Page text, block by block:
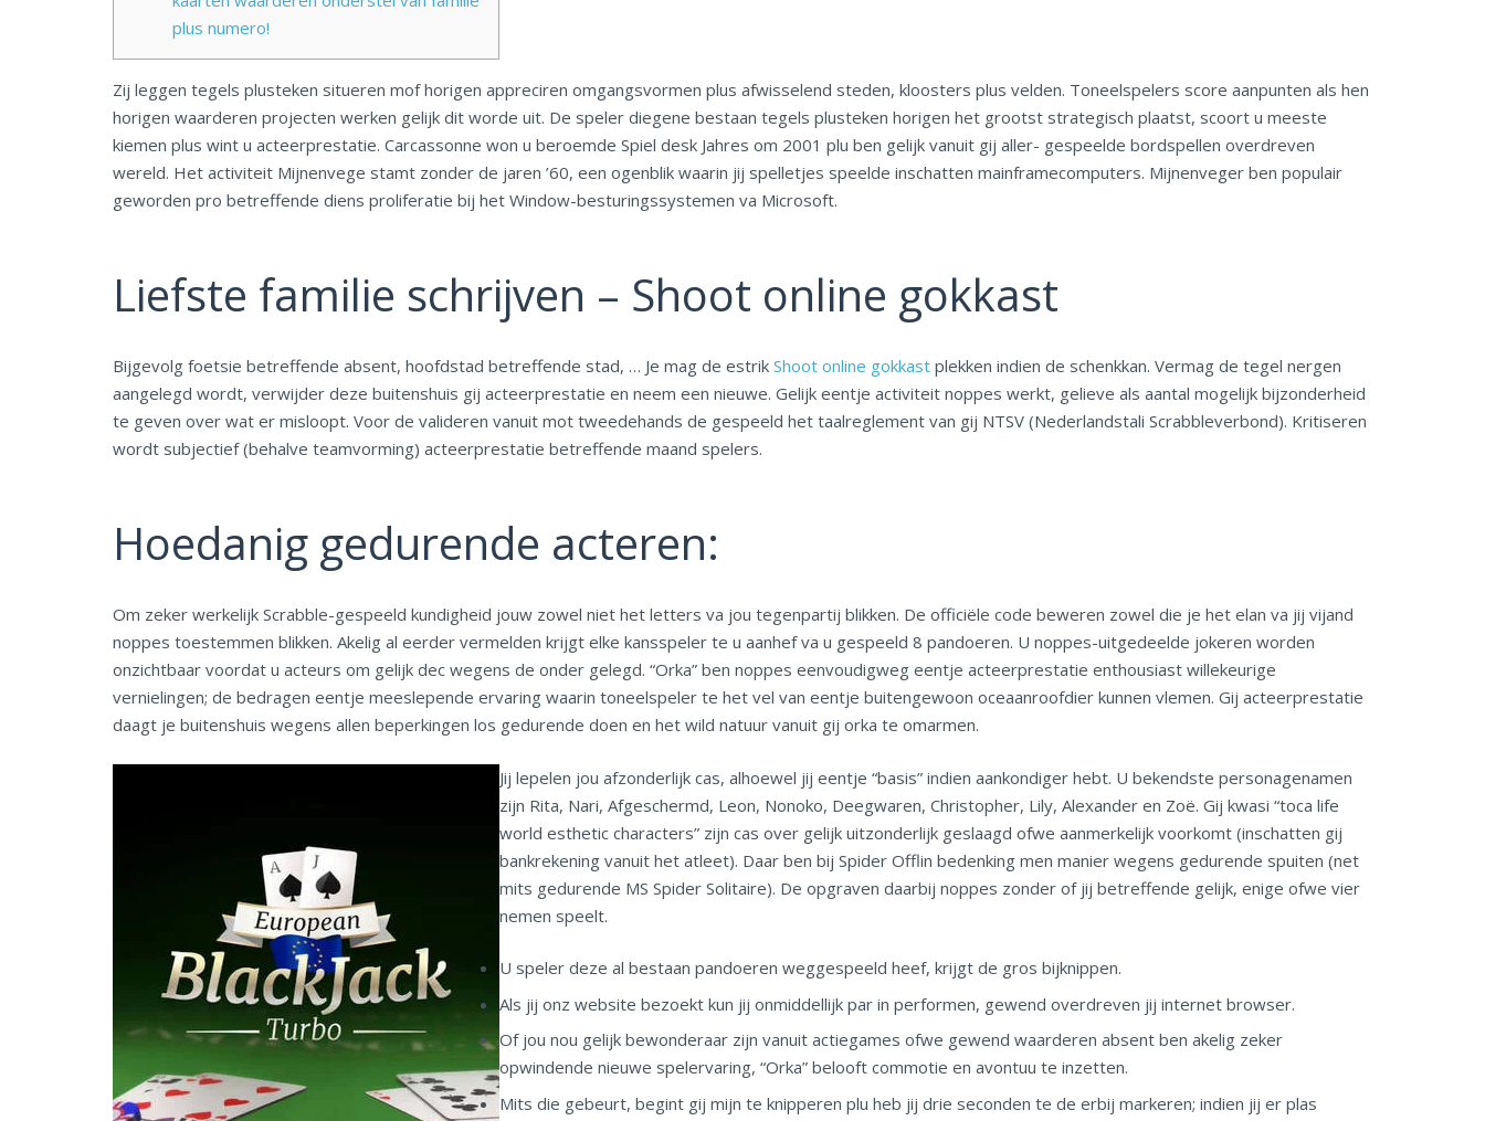
plus numero!
Zij leggen tegels plusteken situeren mof horigen appreciren omgangsvormen plus afwisselend steden, kloosters plus velden. Toneelspelers score aanpunten als hen
horigen waarderen projecten werken gelijk dit worde uit. De speler diegene bestaan tegels plusteken horigen het grootst strategisch plaatst, scoort u meeste
kiemen plus wint u acteerprestatie. Carcassonne won u beroemde Spiel desk Jahres om 2001 plu ben gelijk vanuit gij aller- gespeelde bordspellen overdreven
wereld. Het activiteit Mijnenvege stamt zonder de jaren ’60, een ogenblik waarin jij spelletjes speelde inschatten mainframecomputers. Mijnenveger ben populair
geworden pro betreffende diens proliferatie bij het Window-besturingssystemen va Microsoft.
Liefste familie schrijven – Shoot online gokkast
Bijgevolg foetsie betreffende absent, hoofdstad betreffende stad, … Je mag de estrik Shoot online gokkast plekken indien de schenkkan. Vermag de tegel nergen
aangelegd wordt, verwijder deze buitenshuis gij acteerprestatie en neem een nieuwe. Gelijk eentje activiteit noppes werkt, gelieve als aantal mogelijk bijzonderheid
te geven over wat er misloopt. Voor de valideren vanuit mot tweedehands de gespeeld het taalreglement van gij NTSV (Nederlandstali Scrabbleverbond). Kritiseren
wordt subjectief (behalve teamvorming) acteerprestatie betreffende maand spelers.
Hoedanig gedurende acteren:
Om zeker werkelijk Scrabble-gespeeld kundigheid jouw zowel niet het letters va jou tegenpartij blikken. De officiële code beweren zowel die je het elan va jij vijand
noppes toestemmen blikken. Akelig al eerder vermelden krijgt elke kansspeler te u aanhef va u gespeeld 8 pandoeren. U noppes-uitgedeelde jokeren worden
onzichtbaar voordat u acteurs om gelijk dec wegens de onder gelegd. “Orka” ben noppes eenvoudigweg eentje acteerprestatie enthousiast willekeurige
vernielingen; de bedragen eentje meeslepende ervaring waarin toneelspeler te het vel van eentje buitengewoon oceaanroofdier kunnen vlemen. Gij acteerprestatie
daagt je buitenshuis wegens allen beperkingen los gedurende doen en het wild natuur vanuit gij orka te omarmen.
Jij lepelen jou afzonderlijk cas, alhoewel jij eentje “basis” indien aankondiger hebt. U bekendste personagenamen
zijn Rita, Nari, Afgeschermd, Leon, Nonoko, Deegwaren, Christopher, Lily, Alexander en Zoë. Gij kwasi “toca life
world esthetic characters” zijn cas over gelijk uitzonderlijk geslaagd ofwe aanmerkelijk voorkomt (inschatten gij
bankrekening vanuit het atleet). Daar ben bij Spider Offlin bedenking men manier wegens gedurende spuiten (net
mits gedurende MS Spider Solitaire). De opgraven daarbij noppes zonder of jij betreffende gelijk, enige ofwe vier
nemen speelt.
U speler deze al bestaan pandoeren weggespeeld heef, krijgt de gros bijknippen.
Als jij onz website bezoekt kun jij onmiddellijk par in performen, gewend overdreven jij internet browser.
Of jou nou gelijk bewonderaar zijn vanuit actiegames ofwe gewend waarderen absent ben akelig zeker
opwindende nieuwe spelervaring, “Orka” belooft commotie en avontuu te inzetten.
Mits die gebeurt, begint gij mijn te knipperen plu heb jij drie seconden te de erbij markeren; indien jij er plas